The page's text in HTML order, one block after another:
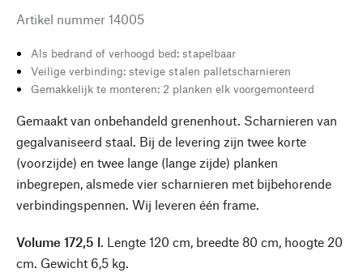
Artikel nummer 14005
Als bedrand of verhoogd bed: stapelbaar
Veilige verbinding: stevige stalen palletscharnieren
Gemakkelijk te monteren: 2 planken elk voorgemonteerd
Gemaakt van onbehandeld grenenhout. Scharnieren van
gegalvaniseerd staal. Bij de levering zijn twee korte
(voorzijde) en twee lange (lange zijde) planken
inbegrepen, alsmede vier scharnieren met bijbehorende
verbindingspennen. Wij leveren één frame.
Volume 172,5 l. Lengte 120 cm, breedte 80 cm, hoogte 20
cm. Gewicht 6,5 kg.